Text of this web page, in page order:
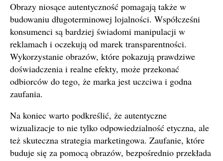
Obrazy niosące autentyczność pomagają także w
budowaniu długoterminowej lojalności. Współcześni
konsumenci są bardziej świadomi manipulacji w
reklamach i oczekują od marek transparentności.
Wykorzystanie obrazów, które pokazują prawdziwe
doświadczenia i realne efekty, może przekonać
odbiorców do tego, że marka jest uczciwa i godna
zaufania.
Na koniec warto podkreślić, że autentyczne
wizualizacje to nie tylko odpowiedzialność etyczna, ale
też skuteczna strategia marketingowa. Zaufanie, które
buduje się za pomocą obrazów, bezpośrednio przekłada